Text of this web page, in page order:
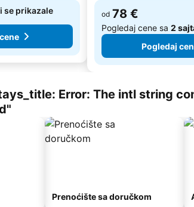
se prikazale
od 78 €
Pogledaj cene sa 2
Pogledaj
Error: The intl string
Prenoćište sa doručkom